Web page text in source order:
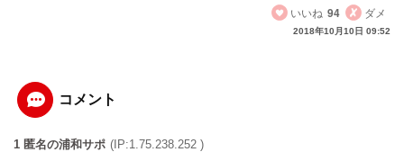
いいね 94 ダメ
2018年10月10日 09:52
コメント
1 匿名の浦和サポ (IP:1.75.238.252 )